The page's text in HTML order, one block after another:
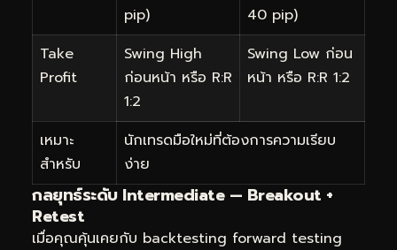
pip)
40 pip)
Take
Profit
Swing High
ก่อนหน้า หรือ R:R
1:2
Swing Low ก่อน
หน้า หรือ R:R 1:2
เหมาะ
สำหรับ
นักเทรดมือใหม่ที่ต้องการความเรียบ
ง่าย
กลยุทธ์ระดับ Intermediate — Breakout +
Retest
เมื่อคุณคุ้นเคยกับ backtesting forward testing